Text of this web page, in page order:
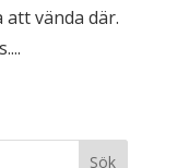
vända där.